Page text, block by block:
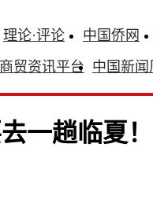
理论·评论 中国侨网
贸资讯平台 中国新闻
一趟临夏！